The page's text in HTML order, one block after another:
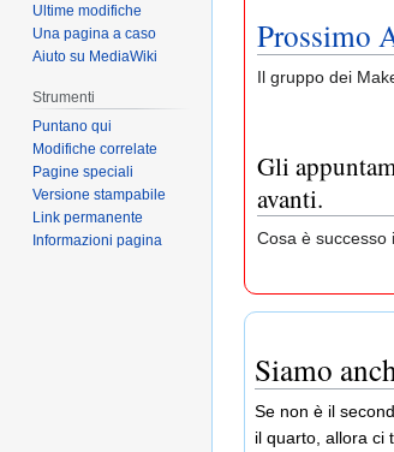
Prossimo
Il gruppo dei
Gli
avanti.
Cosa è successo
Siamo
Se non è il
il quarto, allora ci
Ultime modifiche
Una pagina a caso
Aiuto su MediaWiki
Strumenti
Puntano qui
Modifiche correlate
Pagine speciali
Versione stampabile
Link permanente
Informazioni pagina